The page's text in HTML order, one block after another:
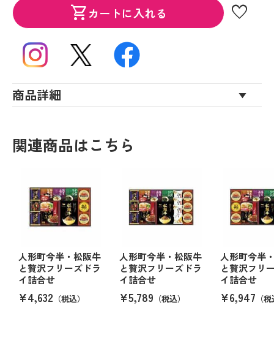
shopping_cartカートに入れる favorite
商品詳細
関連商品はこちら
人形町今半・松阪牛
と贅沢フリーズドラ
イ詰合せ
¥4,632 （税込）
人形町今半・松阪牛
と贅沢フリーズドラ
イ詰合せ
¥5,789 （税込）
人形町今半
と贅沢フリ
イ詰合せ
¥6,947 （